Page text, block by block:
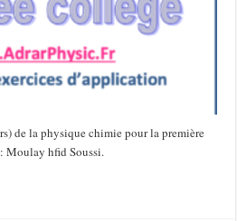
de la physique chimie pour la première
Moulay hfid Soussi.